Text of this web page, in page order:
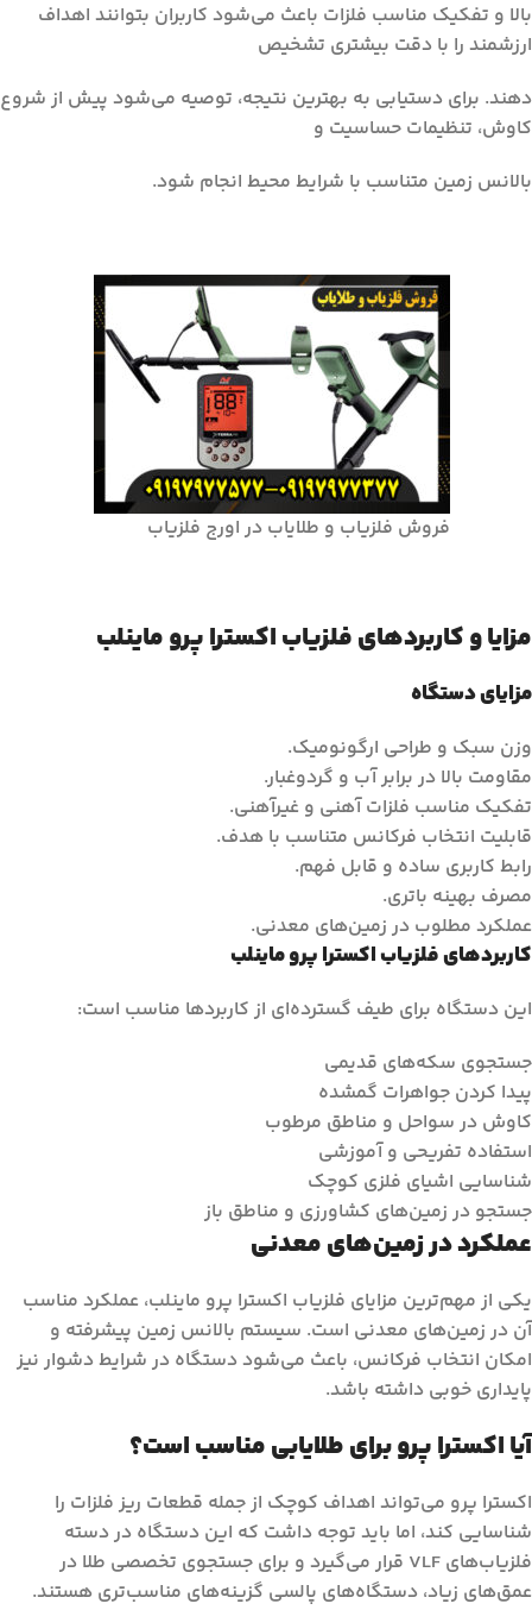
بالا و تفکیک مناسب فلزات باعث می‌شود کاربران بتوانند اهداف
ارزشمند را با دقت بیشتری تشخیص
دهند. برای دستیابی به بهترین نتیجه، توصیه می‌شود پیش از شروع
کاوش، تنظیمات حساسیت و
بالانس زمین متناسب با شرایط محیط انجام شود.
فروش فلزیاب و طلایاب در اورج فلزیاب
مزایا و کاربردهای فلزیاب اکسترا پرو ماینلب
مزایای دستگاه
وزن سبک و طراحی ارگونومیک.
مقاومت بالا در برابر آب و گردوغبار.
تفکیک مناسب فلزات آهنی و غیرآهنی.
قابلیت انتخاب فرکانس متناسب با هدف.
رابط کاربری ساده و قابل فهم.
مصرف بهینه باتری.
عملکرد مطلوب در زمین‌های معدنی.
کاربردهای فلزیاب اکسترا پرو ماینلب
این دستگاه برای طیف گسترده‌ای از کاربردها مناسب است:
جستجوی سکه‌های قدیمی
پیدا کردن جواهرات گمشده
کاوش در سواحل و مناطق مرطوب
استفاده تفریحی و آموزشی
شناسایی اشیای فلزی کوچک
جستجو در زمین‌های کشاورزی و مناطق باز
عملکرد در زمین‌های معدنی
یکی از مهم‌ترین مزایای فلزیاب اکسترا پرو ماینلب، عملکرد مناسب
آن در زمین‌های معدنی است. سیستم بالانس زمین پیشرفته و
امکان انتخاب فرکانس، باعث می‌شود دستگاه در شرایط دشوار نیز
پایداری خوبی داشته باشد.
آیا اکسترا پرو برای طلایابی مناسب است؟
اکسترا پرو می‌تواند اهداف کوچک از جمله قطعات ریز فلزات را
شناسایی کند، اما باید توجه داشت که این دستگاه در دسته
فلزیاب‌های VLF قرار می‌گیرد و برای جستجوی تخصصی طلا در
عمق‌های زیاد، دستگاه‌های پالسی گزینه‌های مناسب‌تری هستند.